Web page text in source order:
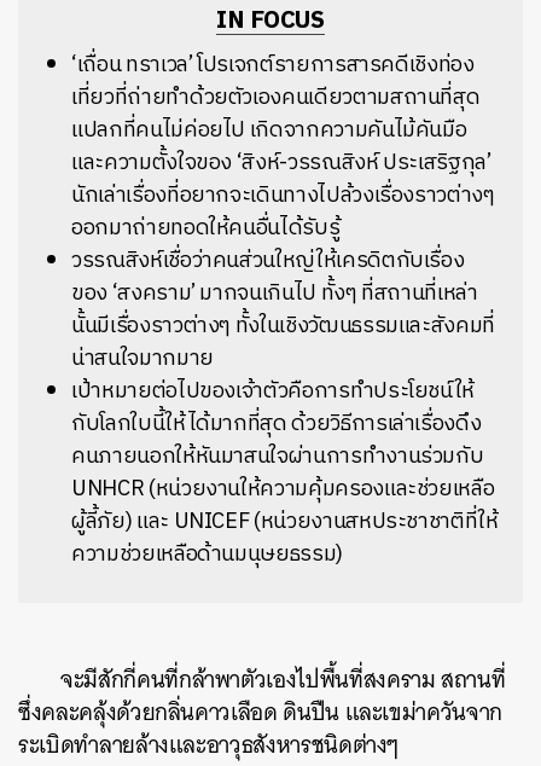
IN FOCUS
‘เถื่อน ทราเวล’ โปรเจกต์รายการสารคดีเชิงท่อง
เที่ยวที่ถ่ายทำด้วยตัวเองคนเดียวตามสถานที่สุด
แปลกที่คนไม่ค่อยไป เกิดจากความคันไม้คันมือ
และความตั้งใจของ ‘สิงห์-วรรณสิงห์ ประเสริฐกุล’
นักเล่าเรื่องที่อยากจะเดินทางไปล้วงเรื่องราวต่างๆ
ออกมาถ่ายทอดให้คนอื่นได้รับรู้
วรรณสิงห์เชื่อว่าคนส่วนใหญ่ให้เครดิตกับเรื่อง
ของ ‘สงคราม’ มากจนเกินไป ทั้งๆ ที่สถานที่เหล่า
นั้นมีเรื่องราวต่างๆ ทั้งในเชิงวัฒนธรรมและสังคมที่
น่าสนใจมากมาย
เป้าหมายต่อไปของเจ้าตัวคือการทำประโยชน์ให้
กับโลกใบนี้ให้ได้มากที่สุด ด้วยวิธีการเล่าเรื่องดึง
คนภายนอกให้หันมาสนใจผ่านการทำงานร่วมกับ
UNHCR (หน่วยงานให้ความคุ้มครองและช่วยเหลือ
ผู้ลี้ภัย) และ UNICEF (หน่วยงานสหประชาชาติที่ให้
ความช่วยเหลือด้านมนุษยธรรม)
จะมีสักกี่คนที่กล้าพาตัวเองไปพื้นที่สงคราม สถานที่
ซึ่งคละคลุ้งด้วยกลิ่นคาวเลือด ดินปืน และเขม่าควันจาก
ระเบิดทำลายล้างและอาวุธสังหารชนิดต่างๆ